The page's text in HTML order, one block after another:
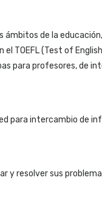
ámbitos de la
(Test of
para profesores, de
para intercambio de
y resolver sus